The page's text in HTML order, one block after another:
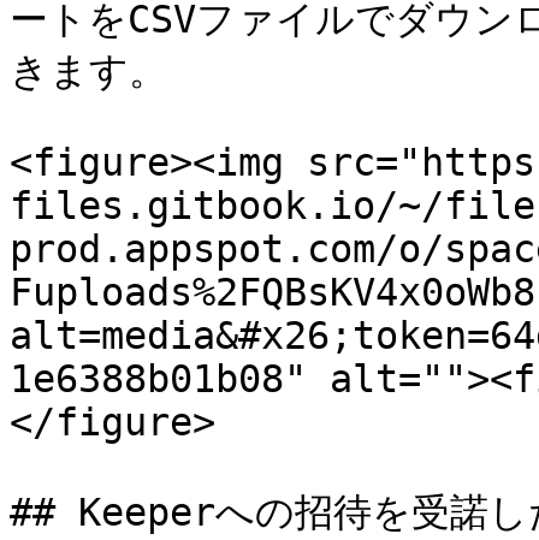
ートをCSVファイルでダウ
きます。
<figure><img
files.gitbook.io/~/
prod.appspot.com/o/
1e6388b01b08"
</figure>
## Keeperへの招待を受諾